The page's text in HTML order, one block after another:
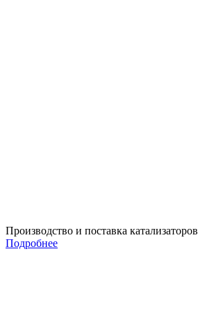
Производство и поставка катализаторов
Подробнее